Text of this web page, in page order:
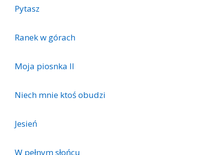
Pytasz
Ranek w górach
Moja piosnka II
Niech mnie ktoś obudzi
Jesień
W pełnym słońcu